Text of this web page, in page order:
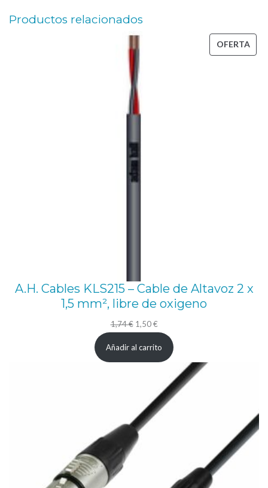
Productos relacionados
OFERTA
A.H. Cables KLS215 – Cable de Altavoz 2 x
1,5 mm², libre de oxigeno
1,74€ El
1,50€El
precio
actual
1,50 €.
Añadir al carrito